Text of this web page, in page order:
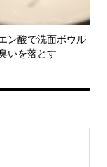
ン酸で洗面ボウル
いを落とす